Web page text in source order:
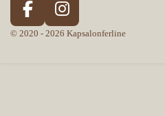
F
a
I
n
© 2020 - 2026 Kapsalonferline